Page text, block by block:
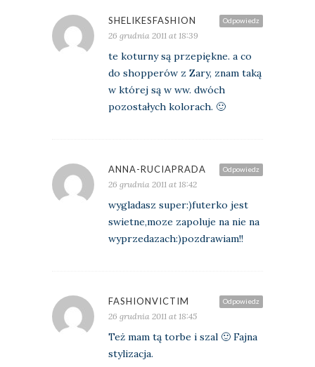
Odpowiedz
SHELIKESFASHION
26 grudnia 2011 at 18:39
te koturny są przepiękne. a co
do shopperów z Zary, znam taką
w której są w ww. dwóch
pozostałych kolorach. 🙂
Odpowiedz
ANNA-RUCIAPRADA
26 grudnia 2011 at 18:42
wygladasz super:)futerko jest
swietne,moze zapoluje na nie na
wyprzedazach:)pozdrawiam!!
Odpowiedz
FASHIONVICTIM
26 grudnia 2011 at 18:45
Też mam tą torbe i szal 🙂 Fajna
stylizacja.